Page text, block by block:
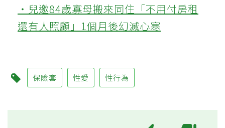
‧兒邀84歲寡母搬來同住「不用付房租
還有人照顧」1個月後幻滅心寒
保險套 性愛 性行為